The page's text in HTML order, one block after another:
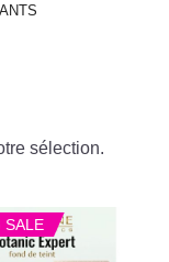
sélection.
SALE